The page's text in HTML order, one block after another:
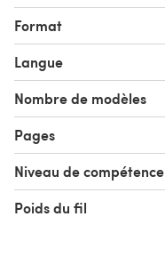
Format
Langue
Nombre de modèles
Pages
Niveau de compétence
Poids du fil